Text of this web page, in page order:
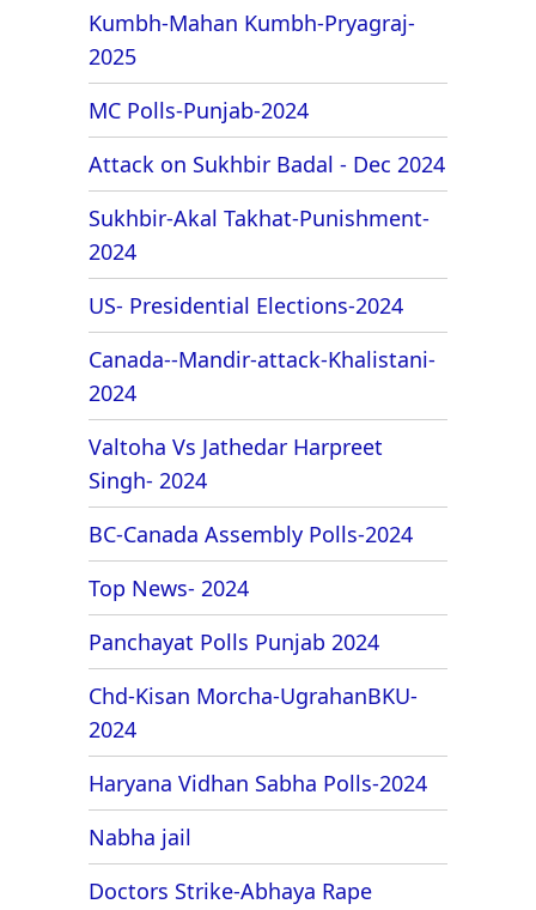
Kumbh-Mahan Kumbh-Pryagraj-
2025
MC Polls-Punjab-2024
Attack on Sukhbir Badal - Dec 2024
Sukhbir-Akal Takhat-Punishment-
2024
US- Presidential Elections-2024
Canada--Mandir-attack-Khalistani-
2024
Valtoha Vs Jathedar Harpreet
Singh- 2024
BC-Canada Assembly Polls-2024
Top News- 2024
Panchayat Polls Punjab 2024
Chd-Kisan Morcha-UgrahanBKU-
2024
Haryana Vidhan Sabha Polls-2024
Nabha jail
Doctors Strike-Abhaya Rape